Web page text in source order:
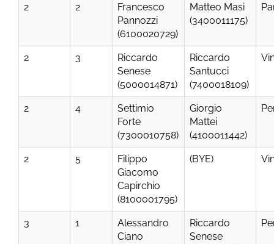
2 2
Francesco
Pannozzi
(6100020729)
Matteo Masi
(3400011175)
2 3
Riccardo
Senese
(5000014871)
Riccardo
Santucci
(7400018109)
2 4
Settimio
Forte
(7300010758)
Giorgio
Mattei
(4100011442)
2 5
Filippo
Giacomo
Capirchio
(8100001795)
(BYE)
3 1
Alessandro
Ciano
Riccardo
Senese